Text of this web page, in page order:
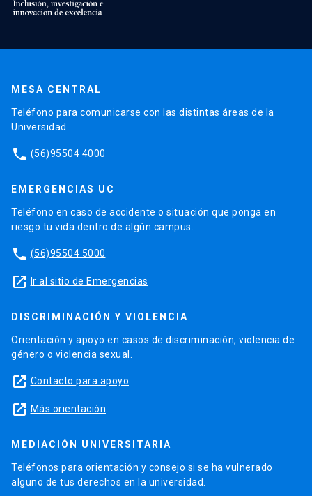
MESA CENTRAL
Teléfono para comunicarse con las distintas áreas de la
Universidad.
phone (56)95504 4000
EMERGENCIAS UC
Teléfono en caso de accidente o situación que ponga en
riesgo tu vida dentro de algún campus.
phone (56)95504 5000
launch Ir al sitio de Emergencias
DISCRIMINACIÓN Y VIOLENCIA
Orientación y apoyo en casos de discriminación, violencia de
género o violencia sexual.
launch Contacto para apoyo
launch Más orientación
MEDIACIÓN UNIVERSITARIA
Teléfonos para orientación y consejo si se ha vulnerado
alguno de tus derechos en la universidad.